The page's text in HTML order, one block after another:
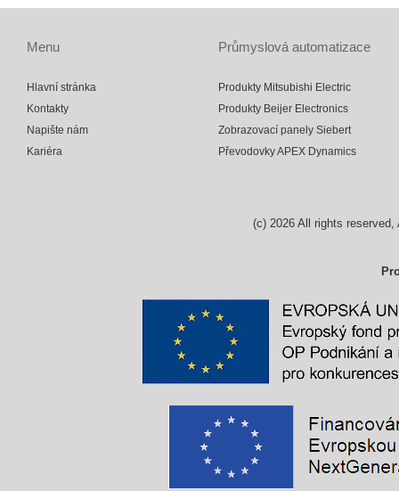
Menu
Hlavní stránka
Kontakty
Napište nám
Kariéra
Průmyslová automatizace
Produkty Mitsubishi Electric
Produkty Beijer Electronics
Zobrazovací panely Siebert
Převodovky APEX Dynamics
(c) 2026All rights reserved,